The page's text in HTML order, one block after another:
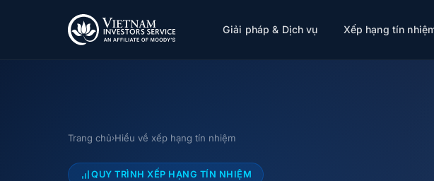
Giải pháp & Dịch vụ Xếp hạng tín
Trang chủ›Hiểu về xếp hạng tín nhiệm
QUY TRÌNH XẾP HẠNG TÍN NHIỆM